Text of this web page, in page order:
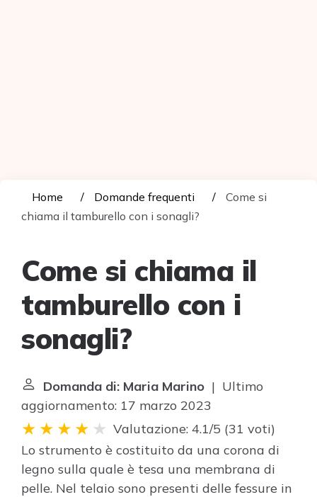
Home Domande frequenti
Come si
chiama il tamburello con i sonagli?
Come si chiama il
tamburello con i
sonagli?
Domanda di: Maria Marino | Ultimo
aggiornamento: 17 marzo 2023
Valutazione: 4.1/5 (31 voti)
Lo strumento è costituito da una corona di
legno sulla quale è tesa una membrana di
pelle. Nel telaio sono presenti delle fessure in